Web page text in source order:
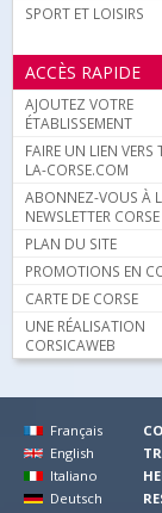
SPORT ET LOISIRS
ACCÈS RAPIDE
AJOUTEZ VOTRE
ÉTABLISSEMENT
FAIRE UN LIEN VERS
LA-CORSE.COM
ABONNEZ-VOUS À
NEWSLETTER CORSE
PLAN DU SITE
PROMOTIONS EN
CARTE DE CORSE
UNE RÉALISATION
CORSICAWEB
Français
English
Italiano
Deutsch